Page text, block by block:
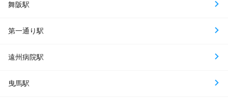
舞阪駅
第一通り駅
遠州病院駅
曳馬駅